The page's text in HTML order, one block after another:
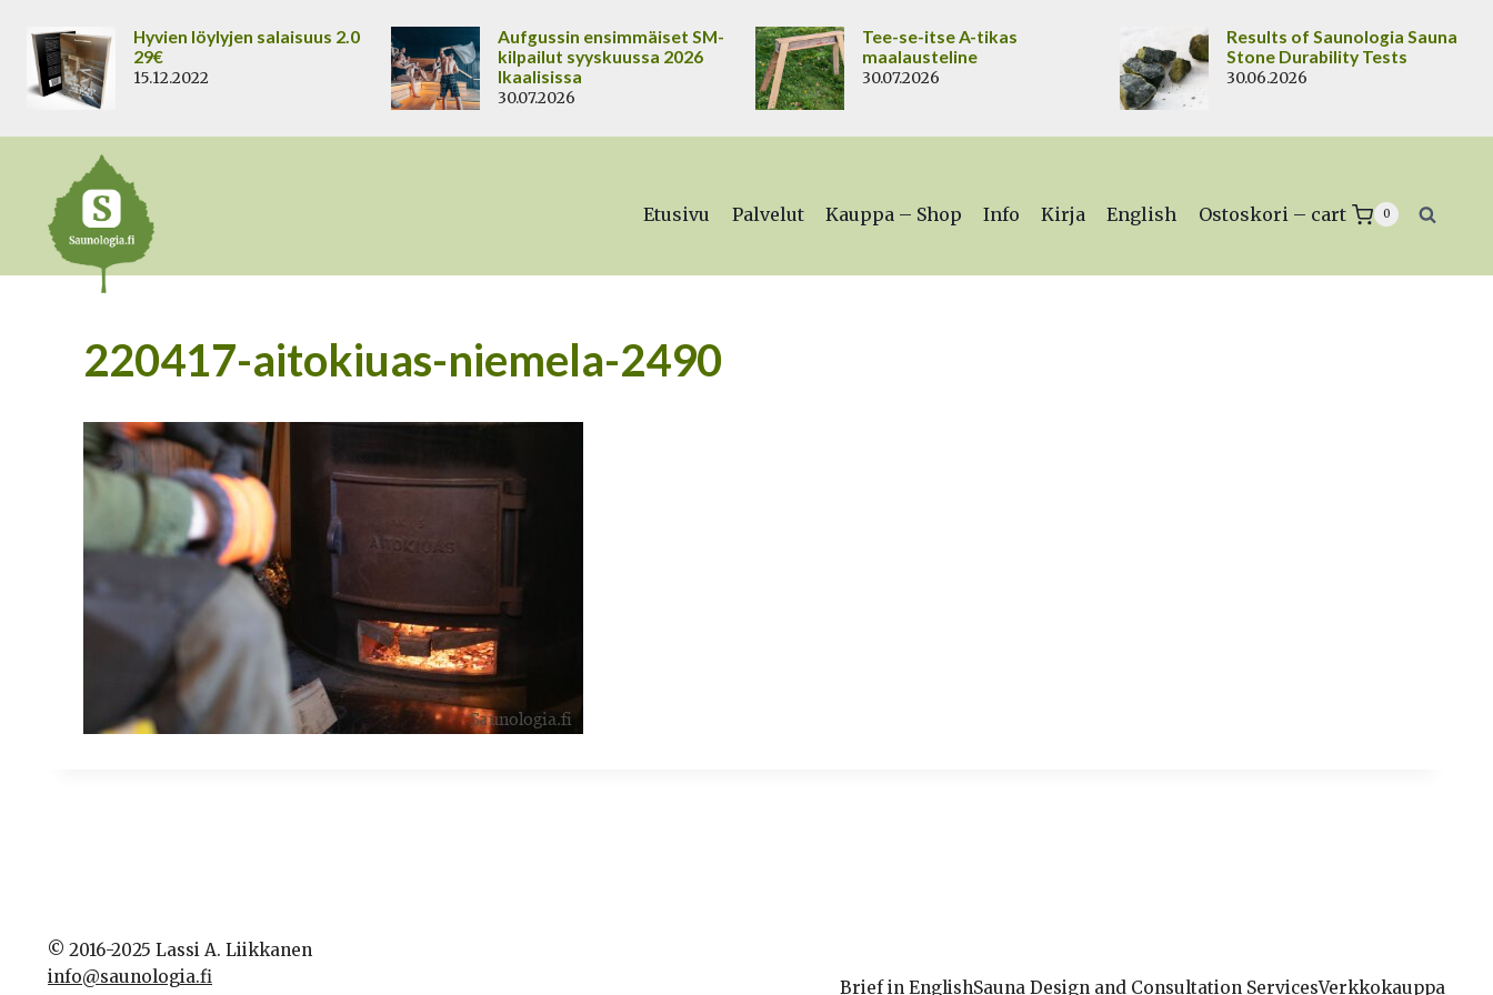
sisältöön
Hyvien löylyjen salaisuus 2.0
29€
15.12.2022
Aufgussin ensimmäiset SM-
kilpailut syyskuussa 2026
Ikaalisissa
30.07.2026
Tee-se-itse A-tikas
maalausteline
30.07.2026
Results of Saunologia Sauna
Stone Durability Tests
30.06.2026
Etusivu Palvelut Kauppa – Shop Info Kirja English Ostoskori – cart 0
220417-aitokiuas-niemela-2490
© 2016-2025 Lassi A. Liikkanen
info@saunologia.fi
Brief in EnglishSauna Design and Consultation ServicesVerkkokauppa